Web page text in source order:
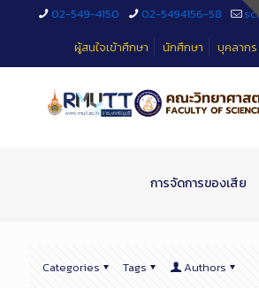
02-549-4150 02-5494156-58
ผู้สนใจเข้าศึกษา
นักศึกษา บุคลากร
การจัดการของเสีย
Categories Tags Authors